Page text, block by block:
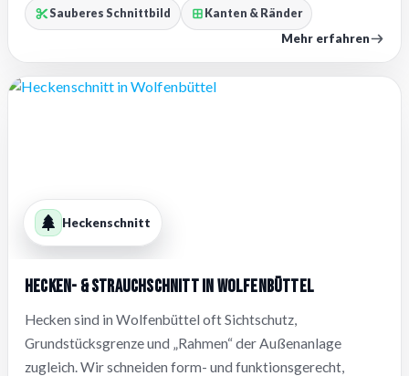
Sauberes Schnittbild Kanten & Ränder
Mehr erfahren
Heckenschnitt
Hecken- & Strauchschnitt in Wolfenbüttel
Hecken sind in Wolfenbüttel oft Sichtschutz,
Grundstücksgrenze und „Rahmen“ der Außenanlage
zugleich. Wir schneiden form- und funktionsgerecht,